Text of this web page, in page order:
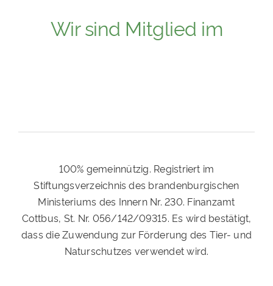
Wir sind Mitglied im
100% gemeinnützig. Registriert im
Stiftungsverzeichnis des brandenburgischen
Ministeriums des Innern Nr. 230. Finanzamt
Cottbus, St. Nr. 056/142/09315. Es wird bestätigt,
dass die Zuwendung zur Förderung des Tier- und
Naturschutzes verwendet wird.